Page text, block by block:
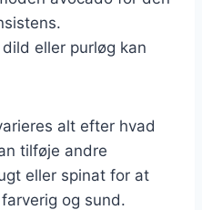
dild eller purløg kan
alt efter hvad
tilføje andre
eller spinat for at
og sund.